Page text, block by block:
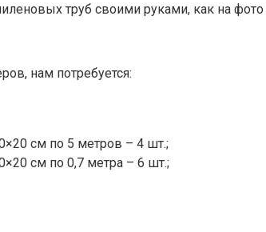
труб своими руками, как на
нам потребуется:
см по 5 метров – 4 шт.;
см по 0,7 метра – 6 шт.;